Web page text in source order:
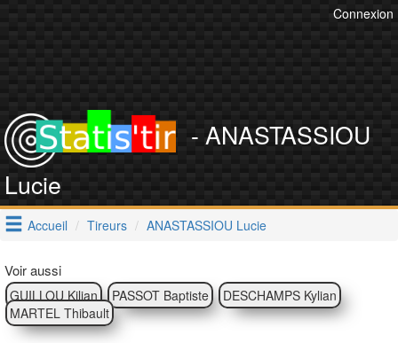
Connexion
- ANASTASSIOU
Lucie
Accueil Tireurs ANASTASSIOU Lucie
Voir aussi
GUILLOU Kilian PASSOT Baptiste
DESCHAMPS Kylian
MARTEL Thibault